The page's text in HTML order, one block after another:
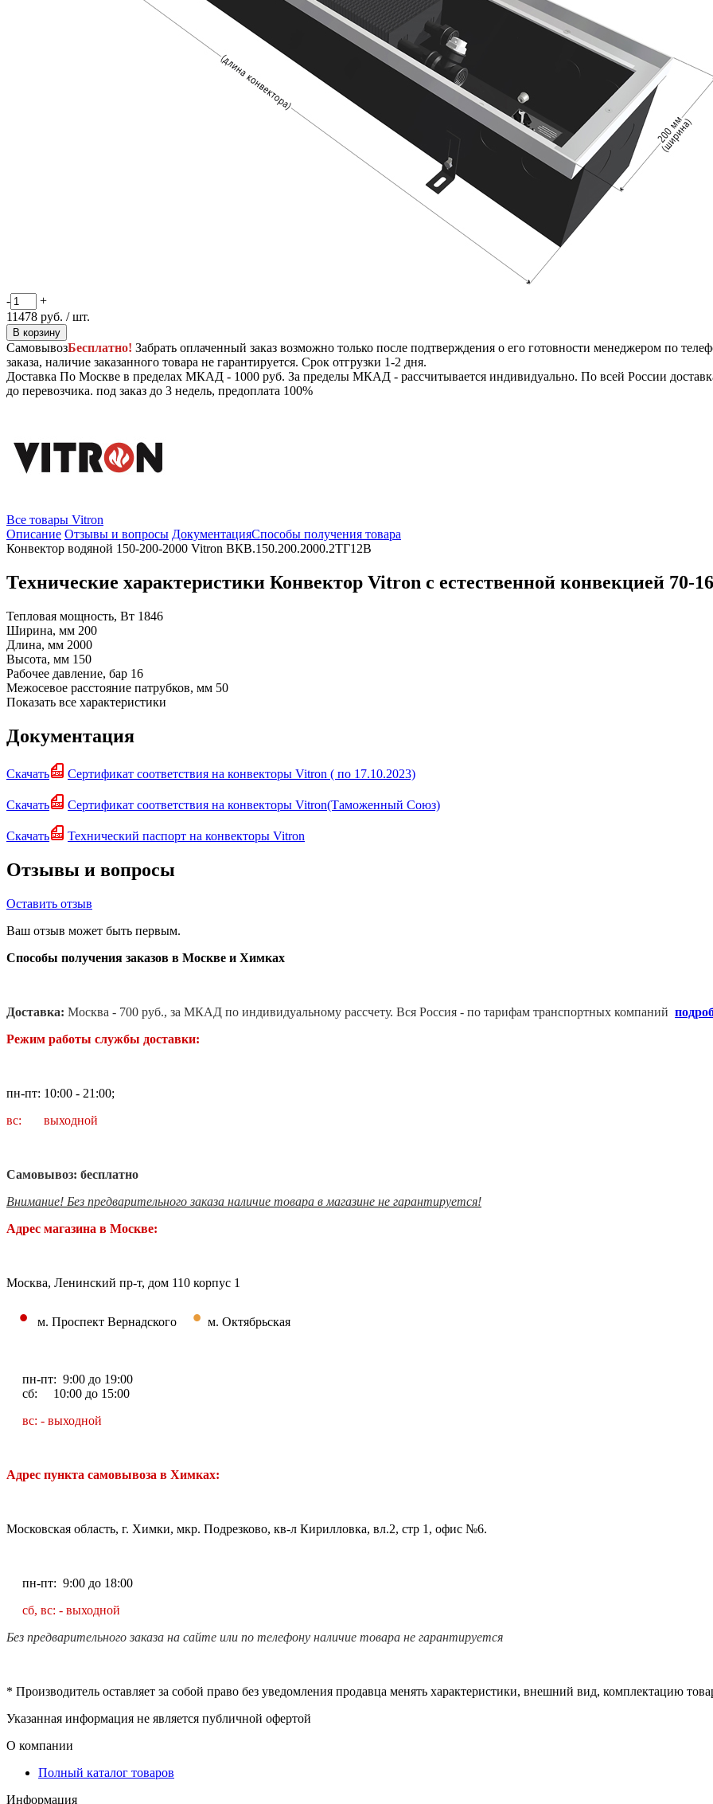
-
+
11478 руб. / шт.
В корзину
СамовывозБесплатно! Забрать оплаченный заказ возможно только после подтверждения о его готовности менеджером по
заказа, наличие заказанного товара не гарантируется. Срок отгрузки 1-2 дня.
Доставка По Москве в пределах МКАД - 1000 руб. За пределы МКАД - рассчитывается индивидуально. По всей России
до перевозчика. под заказ до 3 недель, предоплата 100%
Все товары Vitron
Описание Отзывы и вопросы ДокументацияСпособы получения товара
Конвектор водяной 150-200-2000 Vitron ВКВ.150.200.2000.2ТГ12В
Технические характеристики Конвектор Vitron с естественной конвекцией 70-
Тепловая мощность, Вт 1846
Ширина, мм 200
Длина, мм 2000
Высота, мм 150
Рабочее давление, бар 16
Межосевое расстояние патрубков, мм 50
Показать все характеристики
Документация
Скачать Сертификат соответствия на конвекторы Vitron ( по 17.10.2023)
Скачать Сертификат соответствия на конвекторы Vitron(Таможенный Союз)
Скачать Технический паспорт на конвекторы Vitron
Отзывы и вопросы
Оставить отзыв
Ваш отзыв может быть первым.
Способы получения заказов в Москве и Химках
Доставка: Москва - 700 руб., за МКАД по индивидуальному рассчету. Вся Россия - по тарифам транспортных компаний
Режим работы службы доставки:
пн-пт: 10:00 - 21:00;
вс: выходной
Самовывоз: бесплатно
Внимание! Без предварительного заказа наличие товара в магазине не гарантируется!
Адрес магазина в Москве:
Москва, Ленинский пр-т, дом 110 корпус 1
• м. Проспект Вернадского • м. Октябрьская
пн-пт: 9:00 до 19:00
сб: 10:00 до 15:00
вс: - выходной
Адрес пункта самовывоза в Химках:
Московская область, г. Химки, мкр. Подрезково, кв-л Кирилловка, вл.2, стр 1, офис №6.
пн-пт: 9:00 до 18:00
сб, вс: - выходной
Без предварительного заказа на сайте или по телефону наличие товара не гарантируется
* Производитель оставляет за собой право без уведомления продавца менять характеристики, внешний вид, комплектацию
Указанная информация не является публичной офертой
О компании
Полный каталог товаров
Информация